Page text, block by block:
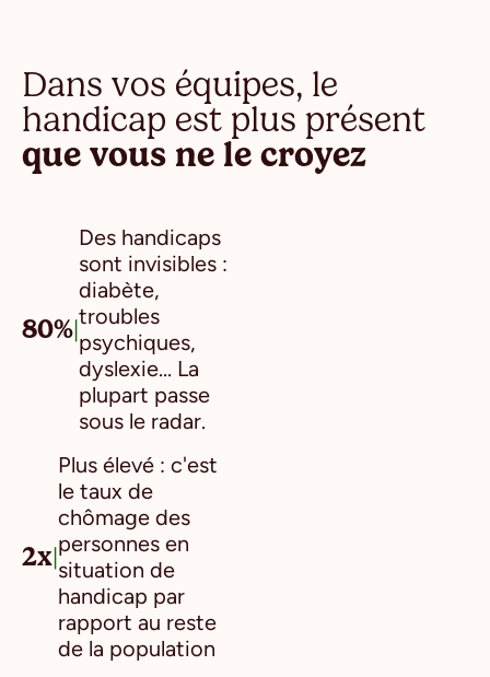
Dans vos équipes, le
handicap est plus présent
que vous ne le croyez
80%|
Des handicaps
sont invisibles :
diabète,
troubles
psychiques,
dyslexie... La
plupart passe
sous le radar.
2x|
Plus élevé : c'est
le taux de
chômage des
personnes en
situation de
handicap par
rapport au reste
de la population